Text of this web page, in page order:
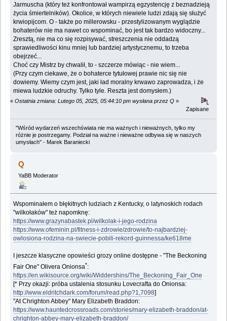
Jarmuscha (który też konfrontował wampirzą egzystencję z beznadzieją
życia śmiertelników). Okolice, w których niewiele ludzi zdają się służyć
krwiopijcom. O - także po millerowsku - przestylizowanym wyglądzie
bohaterów nie ma nawet co wspominać, bo jest tak bardzo widoczny...
Zresztą, nie ma co się rozpisywać, streszczenia nie oddadzą
sprawiedliwości kinu mniej lub bardziej artystycznemu, to trzeba
obejrzeć...
Choć czy Mistrz by chwalił, to - szczerze mówiąc - nie wiem...
(Przy czym ciekawe, że o bohaterce tytułowej prawie nic się nie
dowiemy. Wiemy czym jest, jaki ład moralny krwawo zaprowadza, i że
miewa ludzkie odruchy. Tylko tyle. Reszta jest domysłem.)
« Ostatnia zmiana: Lutego 05, 2025, 05:44:10 pm wysłana przez Q »
Zapisane
"Wśród wydarzeń wszechświata nie ma ważnych i nieważnych, tylko my
różnie je postrzegamy. Podział na ważne i nieważne odbywa się w naszych
umysłach" - Marek Baraniecki
Q
YaBB Moderator
Wspominałem o błękitnych ludziach z Kentucky, o latynoskich rodach
"wilkołaków" też napomknę:
https://www.grazynabastek.pl/wilkolak-i-jego-rodzina
https://www.ofeminin.pl/fitness-i-zdrowie/zdrowie/to-najbardziej-
owlosiona-rodzina-na-swiecie-pobili-rekord-guinnessa/ke618me
I jeszcze klasyczne opowieści grozy online dostępne - "The Beckoning
Fair One" Olivera Onionsa*:
https://en.wikisource.org/wiki/Widdershins/The_Beckoning_Fair_One
[* Przy okazji: próba ustalenia stosunku Lovecrafta do Onionsa:
http://www.eldritchdark.com/forum/read.php?1,7098]
"At Chrighton Abbey" Mary Elizabeth Braddon:
https://www.hauntedcrossroads.com/stories/mary-elizabeth-braddon/at-
chrighton-abbey-mary-elizabeth-braddon/